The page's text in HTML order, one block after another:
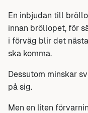
En inbjudan till
innan bröllopet, för
i förväg blir det
ska komma.
Dessutom minskar
på sig.
Men en liten